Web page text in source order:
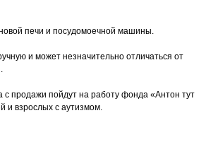
печи и посудомоечной машины.
и может незначительно отличаться от
с продажи пойдут на работу фонда «Антон тут
и взрослых с аутизмом.